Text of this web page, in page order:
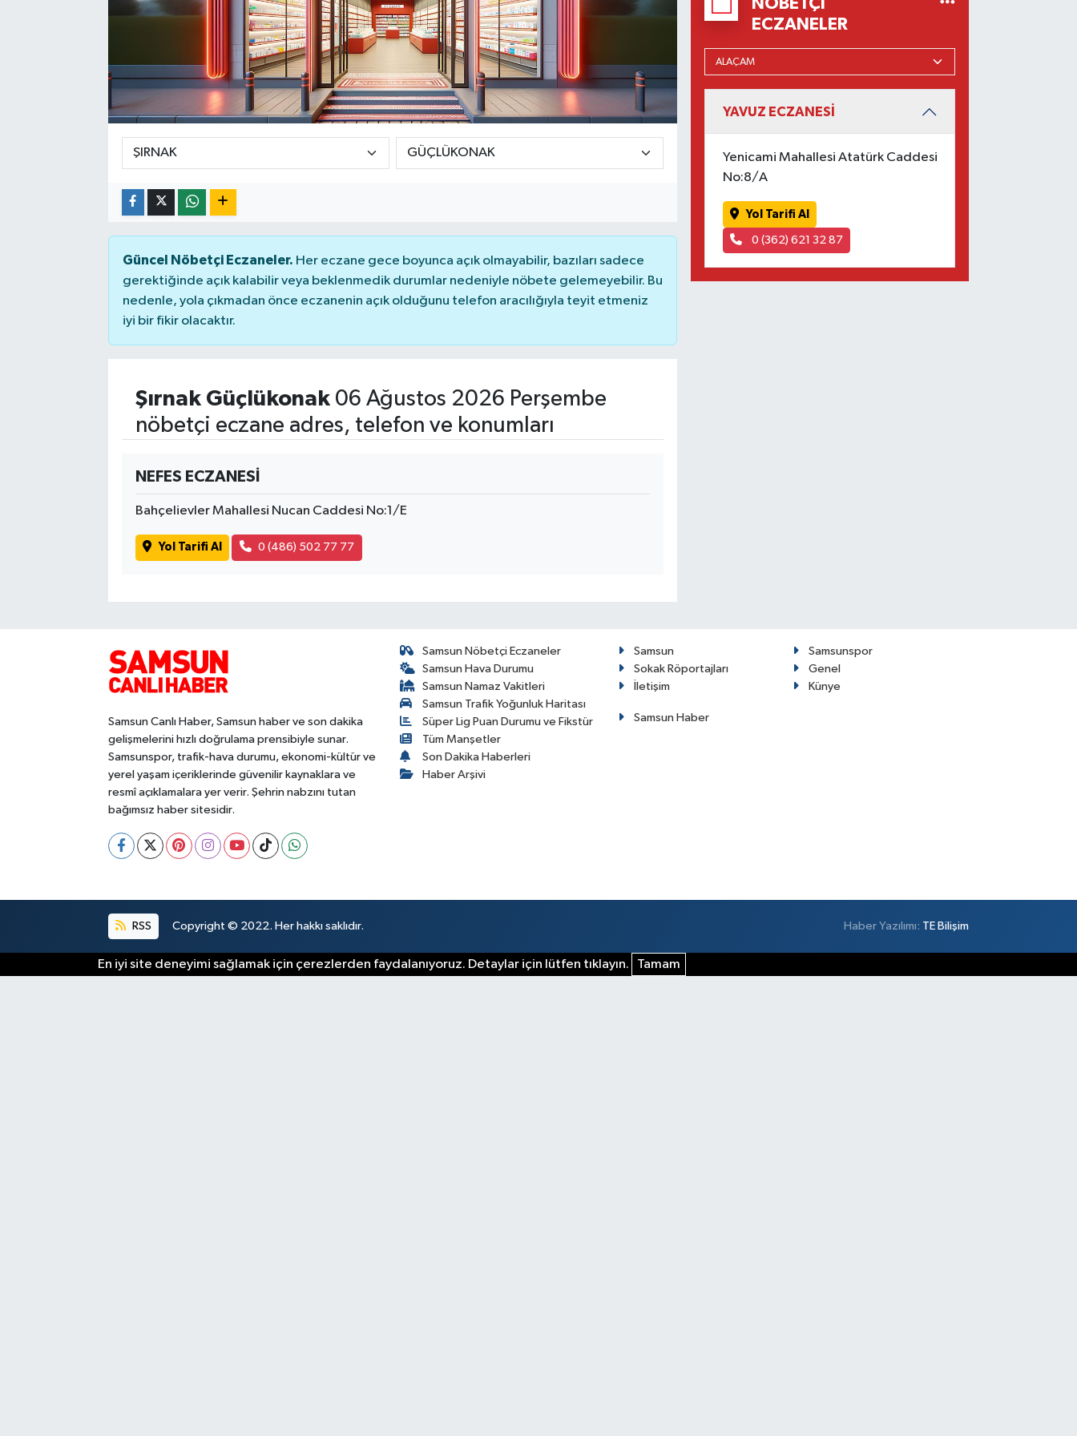
Güncel Nöbetçi Eczaneler. Her eczane gece boyunca açık olmayabilir, bazıları sadece
gerektiğinde açık kalabilir veya beklenmedik durumlar nedeniyle nöbete gelemeyebilir. Bu
nedenle, yola çıkmadan önce eczanenin açık olduğunu telefon aracılığıyla teyit etmeniz
iyi bir fikir olacaktır.
Şırnak Güçlükonak06 Ağustos 2026 Perşembe
nöbetçi eczane adres, telefon ve konumları
NEFES ECZANESİ
Bahçelievler Mahallesi Nucan Caddesi No:1/E
Yol Tarifi Al 0 (486) 502 77 77
ECZANELER
YAVUZ ECZANESİ
Yenicami Mahallesi Atatürk Caddesi
No:8/A
Yol Tarifi Al
0 (362) 621 32 87
Samsun Canlı Haber, Samsun haber ve son dakika
gelişmelerini hızlı doğrulama prensibiyle sunar.
Samsunspor, trafik-hava durumu, ekonomi-kültür ve
yerel yaşam içeriklerinde güvenilir kaynaklara ve
resmî açıklamalara yer verir. Şehrin nabzını tutan
bağımsız haber sitesidir.
Samsun Nöbetçi Eczaneler
Samsun Hava Durumu
Samsun Namaz Vakitleri
Samsun Trafik Yoğunluk Haritası
Süper Lig Puan Durumu ve Fikstür
Tüm Manşetler
Son Dakika Haberleri
Haber Arşivi
Samsun
Samsunspor
Sokak Röportajları
Genel
İletişim
Künye
Samsun Haber
RSS Copyright © 2022. Her hakkı saklıdır. Haber Yazılımı: TE Bilişim
En iyi site deneyimi sağlamak için çerezlerden faydalanıyoruz. Detaylar için lütfen tıklayın. Tamam